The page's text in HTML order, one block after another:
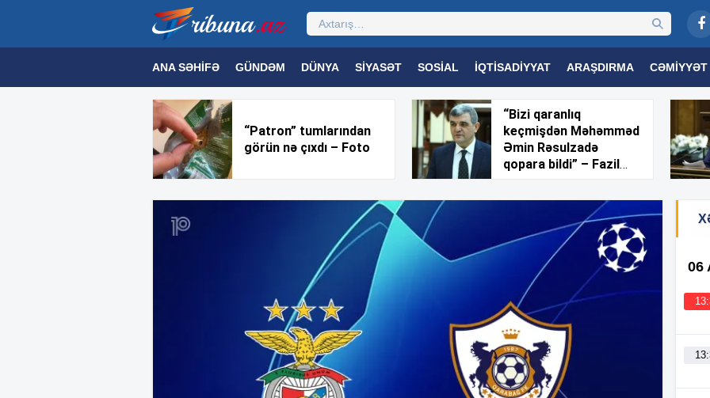
ANA SƏHIFƏ GÜNDƏM DÜNYA SIYASƏT SOSIAL İQTISADIYYAT ARAŞDIRMA CƏMIYYƏT
MƏDƏNIYYƏT TƏHSIL SAĞLAMLIQ MARAQLI
“Patron” tumlarından
görün nə çıxdı – Foto
“Bizi qaranlıq
keçmişdən Məhəmməd
Əmin Rəsulzadə
qopara bildi” – Fazil
06